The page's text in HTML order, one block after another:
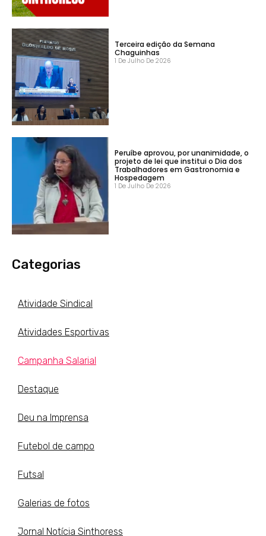
Terceira edição da Semana
Chaguinhas
1 De Julho De 2026
Peruíbe aprovou, por unanimidade, o
projeto de lei que institui o Dia dos
Trabalhadores em Gastronomia e
Hospedagem
1 De Julho De 2026
Categorias
Atividade Sindical
Atividades Esportivas
Campanha Salarial
Destaque
Deu na Imprensa
Futebol de campo
Futsal
Galerias de fotos
Jornal Notícia Sinthoress